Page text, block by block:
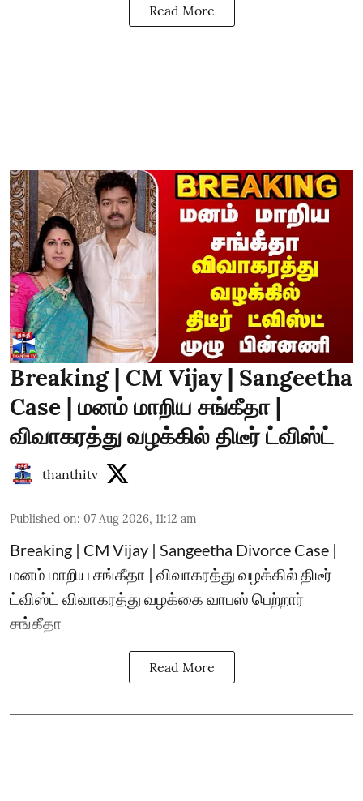
Read More
Breaking | CM Vijay | Sangeetha
Case | மனம் மாறிய சங்கீதா |
விவாகரத்து வழக்கில் திடீர் ட்விஸ்ட்
thanthitv
Published on: 07 Aug 2026, 11:12 am
Breaking | CM Vijay | Sangeetha Divorce Case |
மனம் மாறிய சங்கீதா | விவாகரத்து வழக்கில் திடீர்
ட்விஸ்ட் விவாகரத்து வழக்கை வாபஸ் பெற்றார்
சங்கீதா
Read More